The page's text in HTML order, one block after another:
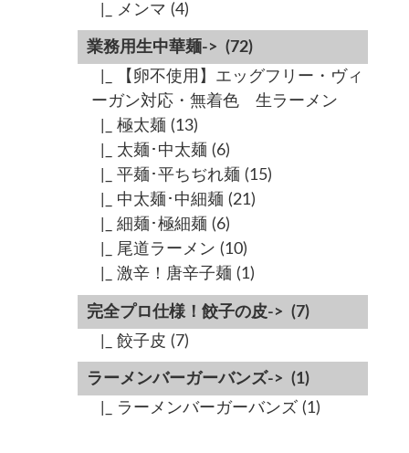
|_ メンマ (4)
業務用生中華麺-> (72)
|_ 【卵不使用】エッグフリー・ヴィ
ーガン対応・無着色 生ラーメン
|_ 極太麺 (13)
|_ 太麺･中太麺 (6)
|_ 平麺･平ちぢれ麺 (15)
|_ 中太麺･中細麺 (21)
|_ 細麺･極細麺 (6)
|_ 尾道ラーメン (10)
|_ 激辛！唐辛子麺 (1)
完全プロ仕様！餃子の皮-> (7)
|_ 餃子皮 (7)
ラーメンバーガーバンズ-> (1)
|_ ラーメンバーガーバンズ(1)